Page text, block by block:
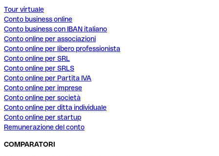
Tour virtuale
Conto business online
Conto business con IBAN italiano
Conto online per associazioni
Conto online per libero professionista
Conto online per SRL
Conto online per SRLS
Conto online per Partita IVA
Conto online per imprese
Conto online per società
Conto online per ditta individuale
Conto online per startup
Remunerazione del conto
COMPARATORI